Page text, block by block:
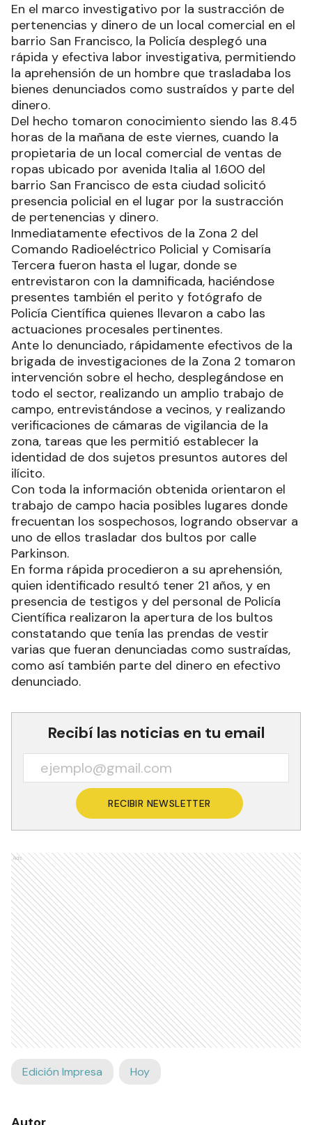
En el marco investigativo por la sustracción de
pertenencias y dinero de un local comercial en el
barrio San Francisco, la Policía desplegó una
rápida y efectiva labor investigativa, permitiendo
la aprehensión de un hombre que trasladaba los
bienes denunciados como sustraídos y parte del
dinero.
Del hecho tomaron conocimiento siendo las 8.45
horas de la mañana de este viernes, cuando la
propietaria de un local comercial de ventas de
ropas ubicado por avenida Italia al 1.600 del
barrio San Francisco de esta ciudad solicitó
presencia policial en el lugar por la sustracción
de pertenencias y dinero.
Inmediatamente efectivos de la Zona 2 del
Comando Radioeléctrico Policial y Comisaría
Tercera fueron hasta el lugar, donde se
entrevistaron con la damnificada, haciéndose
presentes también el perito y fotógrafo de
Policía Científica quienes llevaron a cabo las
actuaciones procesales pertinentes.
Ante lo denunciado, rápidamente efectivos de la
brigada de investigaciones de la Zona 2 tomaron
intervención sobre el hecho, desplegándose en
todo el sector, realizando un amplio trabajo de
campo, entrevistándose a vecinos, y realizando
verificaciones de cámaras de vigilancia de la
zona, tareas que les permitió establecer la
identidad de dos sujetos presuntos autores del
ilícito.
Con toda la información obtenida orientaron el
trabajo de campo hacia posibles lugares donde
frecuentan los sospechosos, logrando observar a
uno de ellos trasladar dos bultos por calle
Parkinson.
En forma rápida procedieron a su aprehensión,
quien identificado resultó tener 21 años, y en
presencia de testigos y del personal de Policía
Científica realizaron la apertura de los bultos
constatando que tenía las prendas de vestir
varias que fueran denunciadas como sustraídas,
como así también parte del dinero en efectivo
denunciado.
Recibí las noticias en tu email
RECIBIR NEWSLETTER
Ads
Edición Impresa Hoy